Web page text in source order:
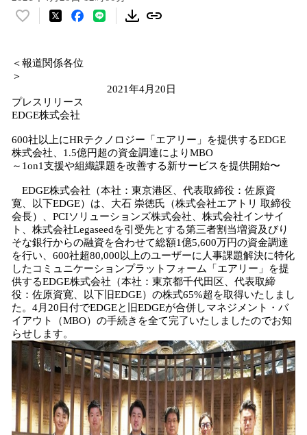
い
！
読
込
み
中
す
＜報道関係各位
＞
2021年4月20日
プレスリリース
EDGE株式会社
600社以上にHRテクノロジー「エアリー」を提供するEDGE
株式会社、1.5億円超の資金調達によりMBO
～1on1支援や組織課題を改善する新サービスを提供開始〜
EDGE株式会社（本社：東京港区、代表取締役：佐原資
寛、以下EDGE）は、大石 崇徳氏（株式会社エアトリ 取締役
会長）、PCIソリューションズ株式会社、株式会社インサイ
ト、株式会社Legaseedを引受先とする第三者割当増資及びり
そな銀行からの融資を合わせて総額1億5,600万円の資金調達
を行い、600社超80,000以上のユーザーに人事課題解決に特化
したコミュニケーションプラットフォーム「エアリー」を提
供するEDGE株式会社（本社：東京都千代田区、代表取締
役：佐原資寛、以下旧EDGE）の株式65%超を取得いたしまし
た。4月20日付でEDGEと旧EDGEが合併しマネジメント・バ
イアウト（MBO）の手続きを全て完了いたしましたのでお知
らせします。